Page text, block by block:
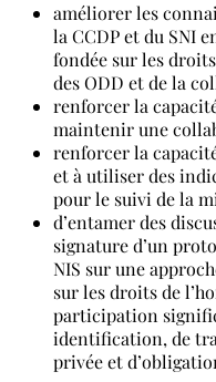
améliorer les
la CCDP et du SNI
fondée sur les
des ODD et de la
renforcer la
maintenir une
renforcer la
et à utiliser des
pour le suivi de la
d’entamer des
signature d’un
NIS sur une
sur les droits de
participation
identification, de
privée et